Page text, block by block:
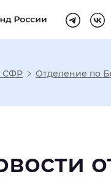
СФР Отделение по